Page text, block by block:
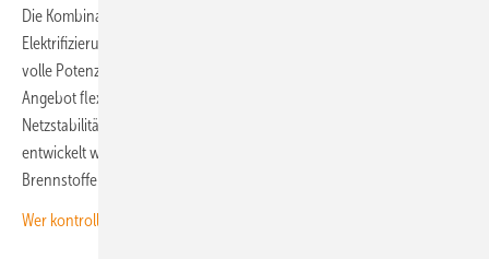
Die Kombination aus Ökostrom, Speicher, Flexibilität und
Elektrifizierung ist aber nur ein Schritt hin zur Energiesicherheit. Das
volle Potenzial können diese Technologien unter anderem mit dem
Angebot flexibler Strom-, Ausgleichsenergie- und
Netzstabilitätsdienstleistungen ausschöpfen. Wenn ein solcher Markt
entwickelt wird, können die Erneuerbaren komplett die fossilen
Brennstoffe ersetzen, die traditionell diese Rolle übernehmen.
Wer kontrolliert die Software für die Steuerung von Batteriespeichern?